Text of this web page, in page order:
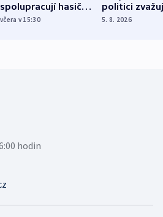
spolupracují hasiči z
různých zemí
včera v 15:30
politici
dohodu o
5. 8. 2026
hodin